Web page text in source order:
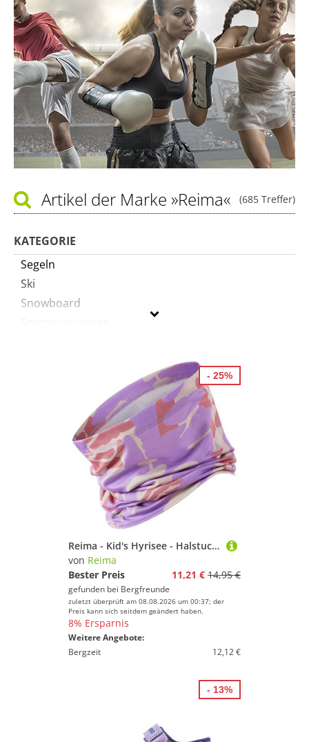
(685 Treffer)
Artikel der Marke »Reima«
KATEGORIE
Segeln
Ski
Snowboard
Geschlecht
Reima - Kid's Hyrisee - Halstuch Gr 52-58 cm lila
von Reima
Bester Preis
11,21 € 14,95 €
gefunden bei Bergfreunde
zuletzt überprüft am 08.08.2026 um 00:37; der
Preis kann sich seitdem geändert haben.
8% Ersparnis
Weitere Angebote:
Bergzeit
12,12 €
- 25%
- 13%